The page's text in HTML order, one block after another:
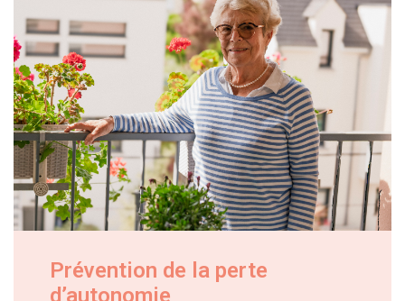
Prévention de la perte
d’autonomie